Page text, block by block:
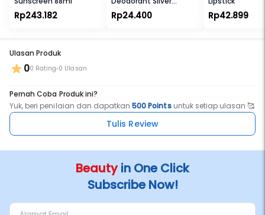
- Tidak berminyak, non-comedogenic, dan dermatologist tested
Nomor BPOM / BPOM Number:
Rp243.182
Protect Roll On
Rp24.400 Rp42.899
Ulasan Produk
00 Rating 0 Ulasan
Pernah Coba Produk ini?
Yuk, beri penilaian dan dapatkan500 Pointsuntuk setiap ulasan 🥰
Tulis Review
Beautyin One Click
Subscribe Now!